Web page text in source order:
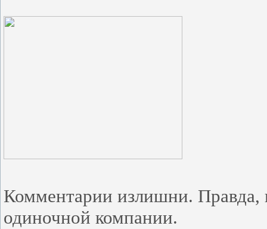
Комментарии излишни. Правда,
одиночной компании.